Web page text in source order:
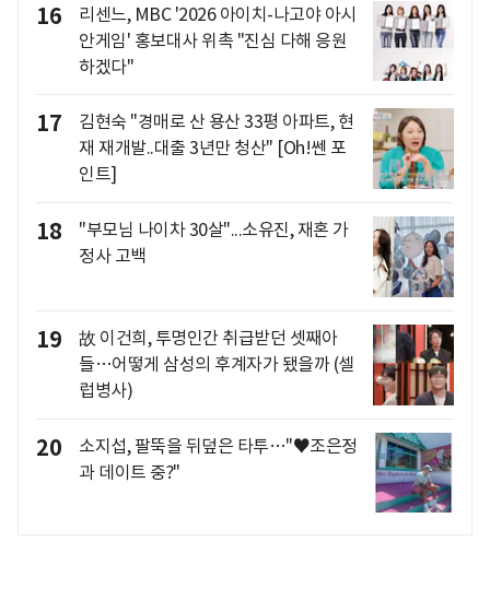
16
리센느, MBC '2026 아이치-나고야 아시
안게임' 홍보대사 위촉 "진심 다해 응원
하겠다"
17
김현숙 "경매로 산 용산 33평 아파트, 현
재 재개발..대출 3년만 청산" [Oh!쎈 포
인트]
18
"부모님 나이차 30살"...소유진, 재혼 가
정사 고백
19
故 이건희, 투명인간 취급받던 셋째아
들…어떻게 삼성의 후계자가 됐을까 (셀
럽병사)
20
소지섭, 팔뚝을 뒤덮은 타투…"♥조은정
과 데이트 중?"